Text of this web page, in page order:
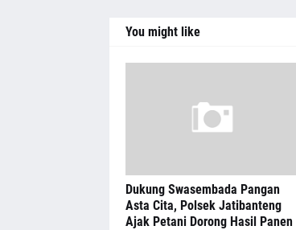
You might like
Dukung Swasembada Pangan
Asta Cita, Polsek Jatibanteng
Ajak Petani Dorong Hasil Panen